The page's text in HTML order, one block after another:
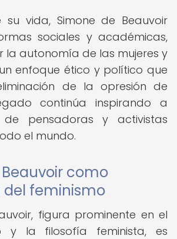
vida, Simone de Beauvoir
sociales y académicas,
autonomía de las mujeres y
enfoque ético y político que
de la opresión de
continúa inspirando a
de pensadoras y activistas
el mundo.
como
del feminismo
figura prominente en el
y la filosofía feminista, es